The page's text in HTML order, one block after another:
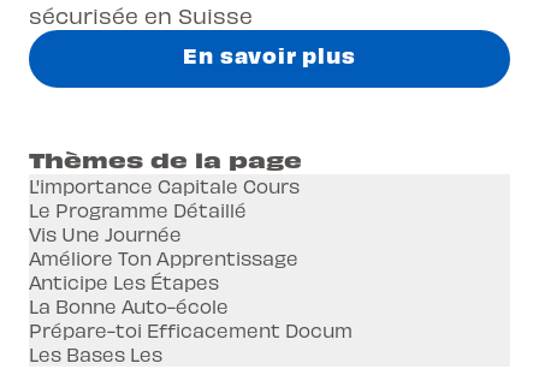
sécurisée en Suisse
En savoir plus
Thèmes de la page
L'importance Capitale Cours
Le Programme Détaillé
Vis Une Journée
Améliore Ton Apprentissage
Anticipe Les Étapes
La Bonne Auto-école
Prépare-toi Efficacement Docum
Les Bases Les